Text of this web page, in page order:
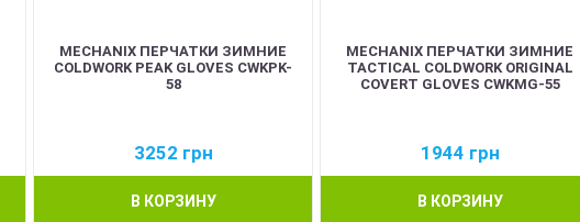
MECHANIX ПЕРЧАТКИ ЗИМНИЕ
COLDWORK PEAK GLOVES CWKPK-
58
3252 грн
В КОРЗИНУ
MECHANIX ПЕРЧАТКИ ЗИМНИЕ
TACTICAL COLDWORK ORIGINAL
COVERT GLOVES CWKMG-55
1944 грн
В КОРЗИНУ